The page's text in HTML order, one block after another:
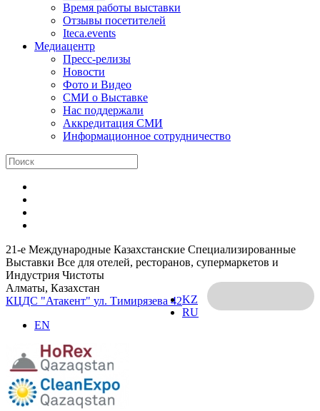
Время работы выставки
Отзывы посетителей
Iteca.events
Медиацентр
Пресс-релизы
Новости
Фото и Видео
СМИ о Выставке
Нас поддержали
Аккредитация СМИ
Информационное сотрудничество
21-е Международные Казахстанские Специализированные
Выставки Все для отелей, ресторанов, супермаркетов и
Индустрия Чистоты
Алматы, Казахстан
КЦДС "Атакент" ул. Тимирязева 42KZ
RU
EN